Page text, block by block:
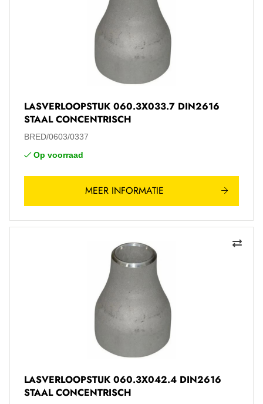
LASVERLOOPSTUK 060.3X033.7 DIN2616
STAAL CONCENTRISCH
BRED/0603/0337
Op voorraad
MEER INFORMATIE
LASVERLOOPSTUK 060.3X042.4 DIN2616
STAAL CONCENTRISCH